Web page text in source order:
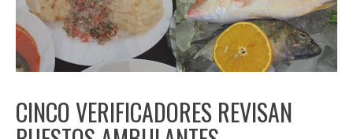
CINCO VERIFICADORES REVISAN